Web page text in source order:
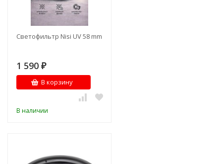
Светофильтр Nisi UV 58 mm
1 590 ₽
В корзину
В наличии